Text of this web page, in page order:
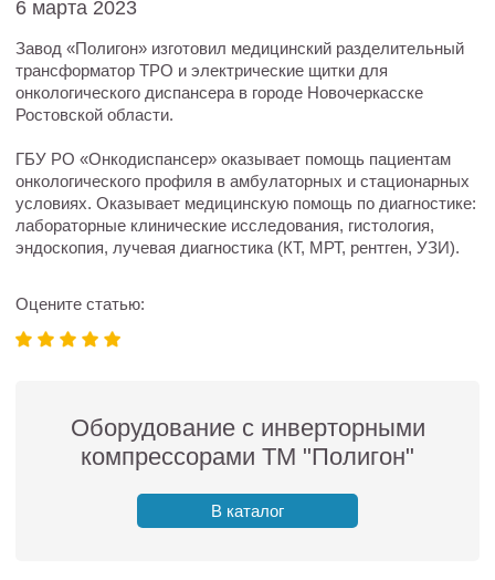
6 марта 2023
Завод «Полигон» изготовил медицинский разделительный
трансформатор ТРО и электрические щитки для
онкологического диспансера в городе Новочеркасске
Ростовской области.
ГБУ РО «Онкодиспансер» оказывает помощь пациентам
онкологического профиля в амбулаторных и стационарных
условиях. Оказывает медицинскую помощь по диагностике:
лабораторные клинические исследования, гистология,
эндоскопия, лучевая диагностика (КТ, МРТ, рентген, УЗИ).
Оцените статью:
Оборудование с инверторными
компрессорами ТМ "Полигон"
В каталог